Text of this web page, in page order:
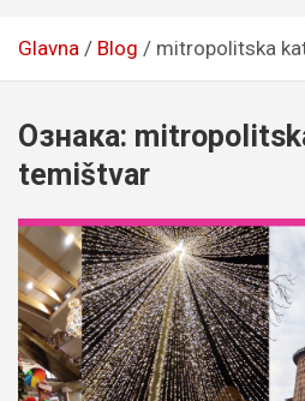
Glavna Blog mitropolitska
Ознака:
temištvar